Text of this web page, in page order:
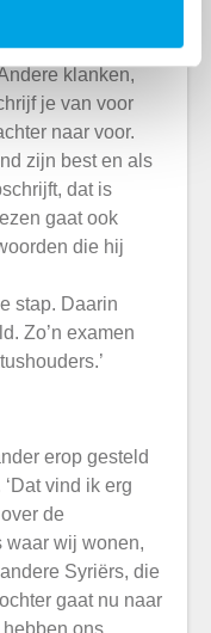
werkt Amer
eenvoudig als
klanken,
je van voor
naar voor.
zijn best en als
dat is
gaat ook
die hij
stap. Daarin
Zo’n examen
erop gesteld
vind ik erg
de
waar wij wonen,
Syriërs, die
gaat nu naar
ons